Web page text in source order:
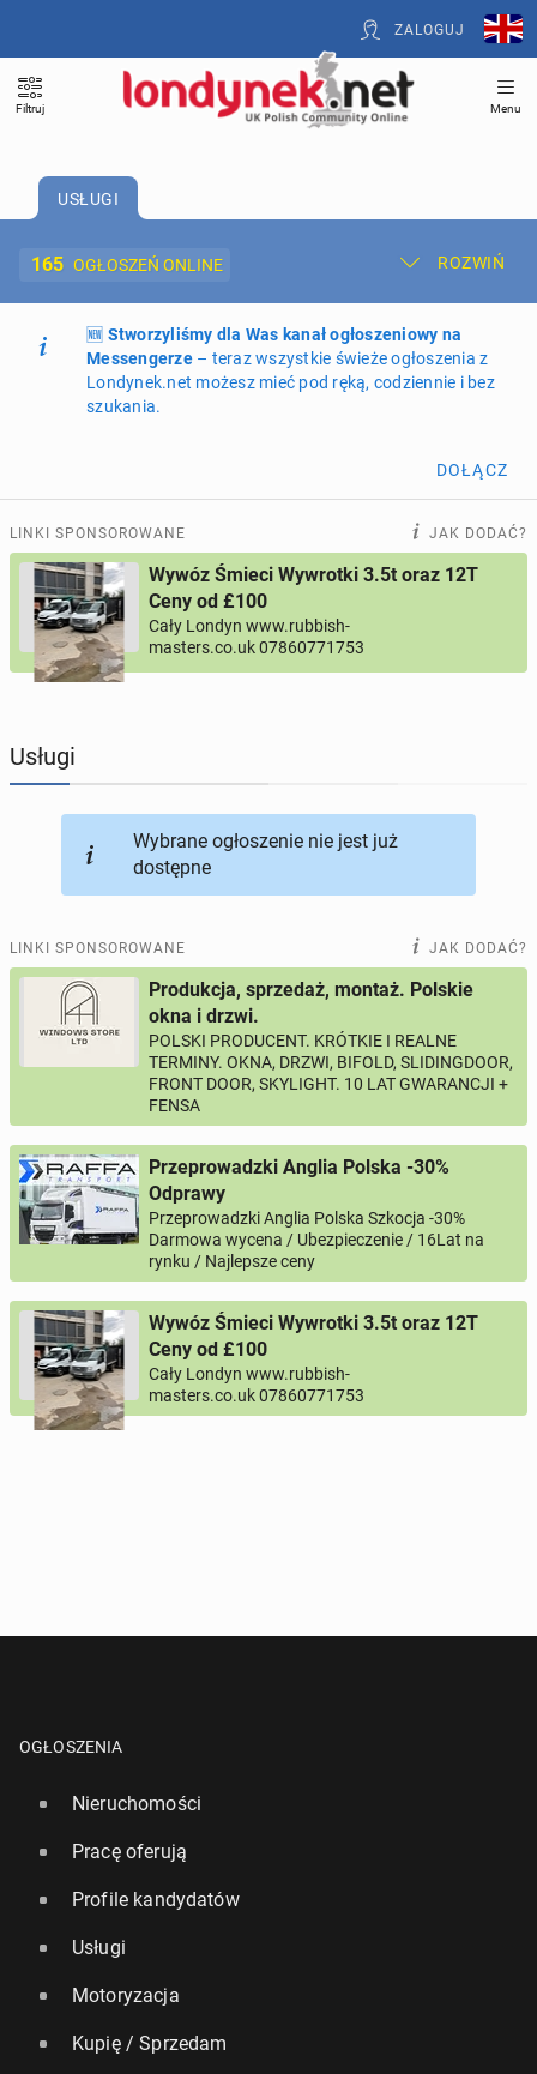
ZALOGUJ
Filtruj Menu
USŁUGI
165 OGŁOSZEŃ ONLINE ROZWIŃ
Dodaj ogłoszenie Moje ogłoszenia
Oferta i cennik ogłoszeń
ogłoszenia online
PROFILE KANDYDATÓW 289profili online
USŁUGI 165
KUPIĘ & SPRZEDAM
TOWARZYSKIE 114ogłoszeń online
🆕 Stworzyliśmy dla Was kanał ogłoszeniowy na
Messengerze– teraz wszystkie świeże ogłoszenia z
Londynek.net możesz mieć pod ręką, codziennie i bez
szukania.
DOŁĄCZ
LINKI SPONSOROWANE JAK DODAĆ?
Wywóz Śmieci Wywrotki 3.5t oraz 12T
Ceny od £100
Cały Londyn www.rubbish-
masters.co.uk 07860771753
Usługi
Wybrane ogłoszenie nie jest już
dostępne
LINKI SPONSOROWANE JAK DODAĆ?
Produkcja, sprzedaż, montaż. Polskie
okna i drzwi.
POLSKI PRODUCENT. KRÓTKIE I REALNE
TERMINY. OKNA, DRZWI, BIFOLD, SLIDINGDOOR,
FRONT DOOR, SKYLIGHT. 10 LAT GWARANCJI +
FENSA
Przeprowadzki Anglia Polska -30%
Odprawy
Przeprowadzki Anglia Polska Szkocja -30%
Darmowa wycena / Ubezpieczenie / 16Lat na
rynku / Najlepsze ceny
Wywóz Śmieci Wywrotki 3.5t oraz 12T
Ceny od £100
Cały Londyn www.rubbish-
masters.co.uk 07860771753
OGŁOSZENIA
Nieruchomości
Pracę oferują
Profile kandydatów
Usługi
Motoryzacja
Kupię / Sprzedam